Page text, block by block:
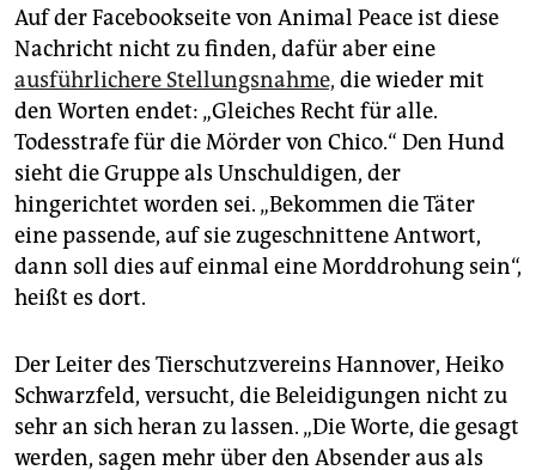
Auf der Facebookseite von Animal Peace ist diese
Nachricht nicht zu finden, dafür aber eine
ausführlichere Stellungsnahme, die wieder mit
den Worten endet: „Gleiches Recht für alle.
Todesstrafe für die Mörder von Chico.“ Den Hund
sieht die Gruppe als Unschuldigen, der
hingerichtet worden sei. „Bekommen die Täter
eine passende, auf sie zugeschnittene Antwort,
dann soll dies auf einmal eine Morddrohung sein“,
heißt es dort.
Der Leiter des Tierschutzvereins Hannover, Heiko
Schwarzfeld, versucht, die Beleidigungen nicht zu
sehr an sich heran zu lassen. „Die Worte, die gesagt
werden, sagen mehr über den Absender aus als